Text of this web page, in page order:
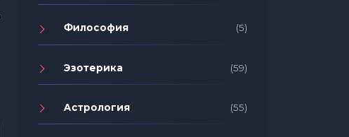
Философия (5)
Эзотерика (59)
Астрология (55)